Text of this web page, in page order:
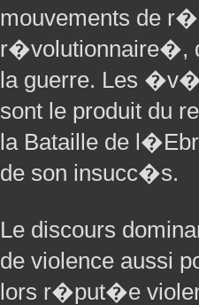
mouvements de
r�volutionnaire�,
la guerre. Les
sont le produit du
la Bataille de
de son insucc�s.
Le discours
de violence aussi
lors r�put�e